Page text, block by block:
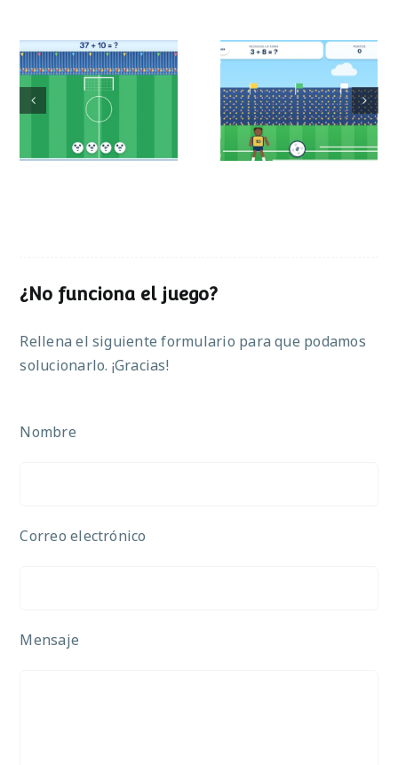
Mundial de
operaciones
Partido de sumas
¿No funciona el juego?
Rellena el siguiente formulario para que podamos
solucionarlo. ¡Gracias!
Nombre
Correo electrónico
Mensaje